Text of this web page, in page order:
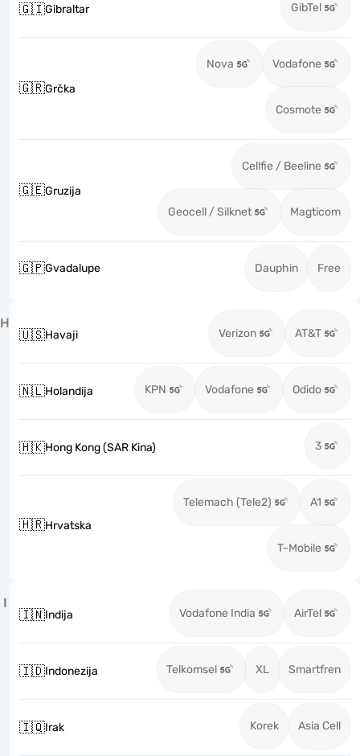
🇬🇮Gibraltar GibTel
🇬🇷Grčka
Nova Vodafone
Cosmote
🇬🇪Gruzija
Cellfie / Beeline
Geocell / Silknet Magticom
🇬🇵Gvadalupe Dauphin Free
H
🇺🇸Havaji Verizon AT&T
🇳🇱Holandija KPN Vodafone Odido
🇭🇰Hong Kong (SAR Kina) 3
🇭🇷Hrvatska
Telemach (Tele2) A1
T-Mobile
I
🇮🇳Indija Vodafone India AirTel
🇮🇩Indonezija Telkomsel XL Smartfren
🇮🇶Irak Korek Asia Cell